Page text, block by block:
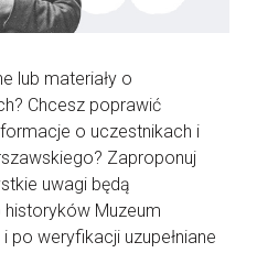
lub materiały o
Chcesz poprawić
o uczestnikach i
Zaproponuj
uwagi będą
Muzeum
po weryfikacji uzupełniane